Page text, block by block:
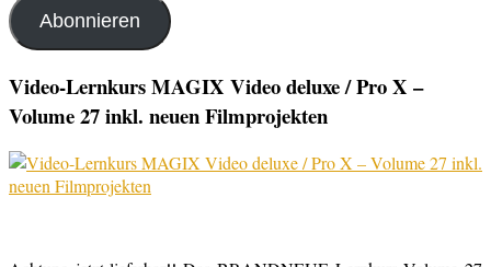
Adresse
Abonnieren
Video-Lernkurs MAGIX Video deluxe / Pro X –
Volume 27 inkl. neuen Filmprojekten